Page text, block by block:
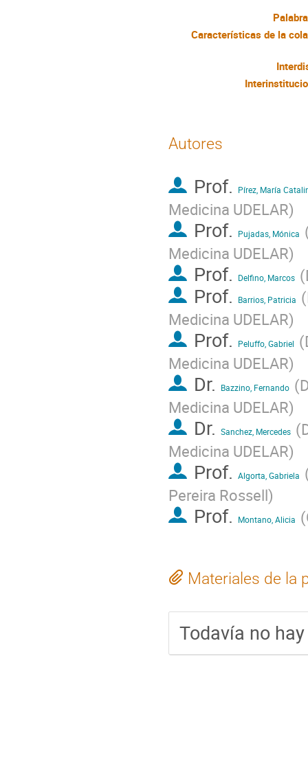
Autores
Prof. Pírez, María
Medicina UDELAR)
Prof. Pujadas, Mónica
Medicina UDELAR)
Prof. Delfino, Marcos (
Prof. Barrios, Patricia (
Medicina UDELAR)
Prof. Peluffo, Gabriel (
Medicina UDELAR)
Dr. Bazzino, Fernando (
Medicina UDELAR)
Dr. Sanchez, Mercedes (
Medicina UDELAR)
Prof. Algorta, Gabriela
Pereira Rossell)
Prof. Montano, Alicia (
Materiales de la
Todavía no